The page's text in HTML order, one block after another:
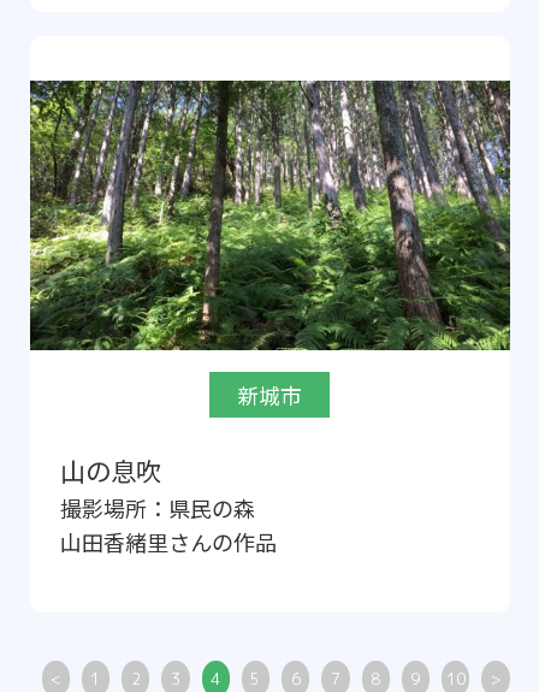
新城市
山の息吹
撮影場所： 県民の森
山田香緒里さんの作品
< 1 2 3 4 5 6 7 8 9 10 >